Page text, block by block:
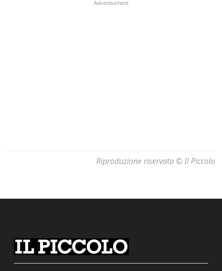
Riproduzione riservata © Il Piccolo